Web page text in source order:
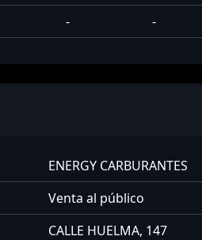
- -
ENERGY CARBURANTES
Venta al público
CALLE HUELMA, 147